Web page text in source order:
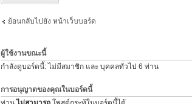
ย้อนกลับไปยัง หน้าเว็บบอร์ด
ผู้ใช้งานขณะนี้
กำลังดูบอร์ดนี้: ไม่มีสมาชิก และ บุคคลทั่วไป 6 ท่าน
การอนุญาตของคุณในบอร์ดนี้